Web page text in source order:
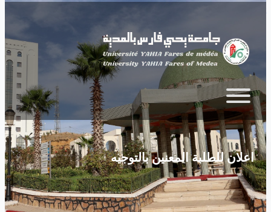
اعلان للطلبة المعنين بالتوجيه